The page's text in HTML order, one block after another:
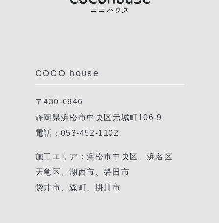
COCO house
〒430-0946
静岡県浜松市中央区元城町106-9
電話：053-452-1102
施工エリア：浜松市中央区、浜名区
天竜区、湖西市、磐田市
袋井市、森町、掛川市